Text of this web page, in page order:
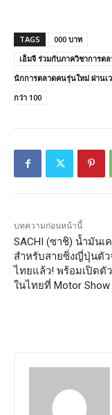
TAGS
000 บาท
เอ็มจี ร่วมกับภาควิชาการต
นักการตลาดคนรุ่นใหม่ ผ่านเ
กว่า 100
บทความก่อนหน้านี้
SACHI (ซาชิ) น้ำมันเ
สำหรับสายซิ่งญี่ปุ่นตัว
ไทยแล้ว! พร้อมเปิดตั
ในไทยที่ Motor Show